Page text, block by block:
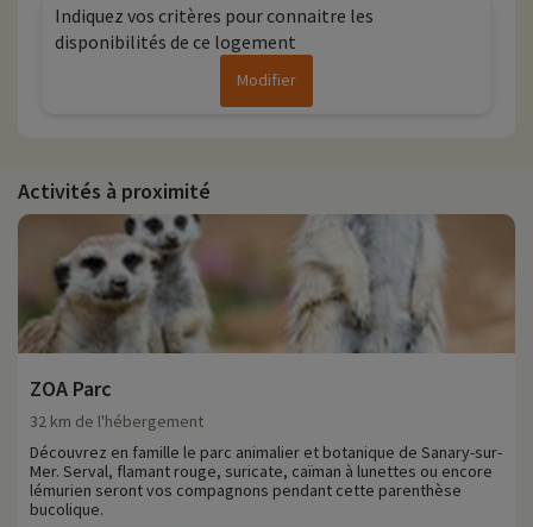
Indiquez vos critères pour connaitre les
disponibilités de ce logement
Modifier
Activités à proximité
ZOA Parc
32 km de l'hébergement
Découvrez en famille le parc animalier et botanique de Sanary-sur-
Mer. Serval, flamant rouge, suricate, caïman à lunettes ou encore
lémurien seront vos compagnons pendant cette parenthèse
bucolique.